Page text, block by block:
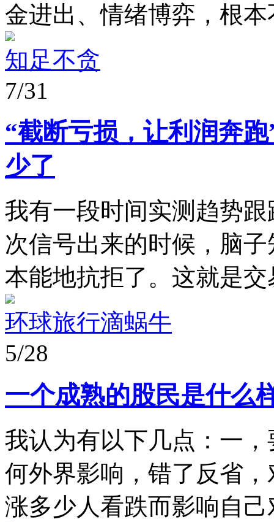
金进出、情绪博弈，根
知足不贪
7/31
“截断亏损，让利润奔
少了
我有一段时间实测趋势
次信号出来的时候，脑
本能地抗拒了。这就是
环球旅行滴蜗牛
5/28
一个成熟的股民是什么
我认为有以下几点：一
何外界影响，错了反省
涨多少人看跌而影响自